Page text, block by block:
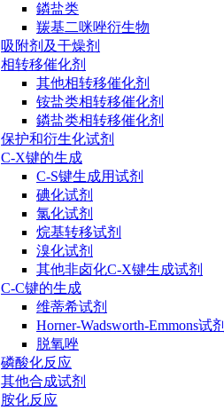
鏻盐类
羰基二咪唑衍生物
吸附剂及干燥剂
相转移催化剂
其他相转移催化剂
铵盐类相转移催化剂
鏻盐类相转移催化剂
保护和衍生化试剂
C-X键的生成
C-S键生成用试剂
碘化试剂
氯化试剂
烷基转移试剂
溴化试剂
其他非卤化C-X键生成试剂
C-C键的生成
维蒂希试剂
Horner-Wadsworth-Emmons试剂
脱氧唑
磷酸化反应
其他合成试剂
胺化反应